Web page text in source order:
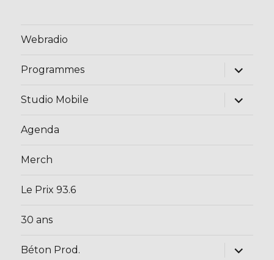
Webradio
Programmes
ouvrir
menu
Studio Mobile
ouvrir
Agenda
Merch
Le Prix 93.6
30 ans
Béton Prod.
ouvrir